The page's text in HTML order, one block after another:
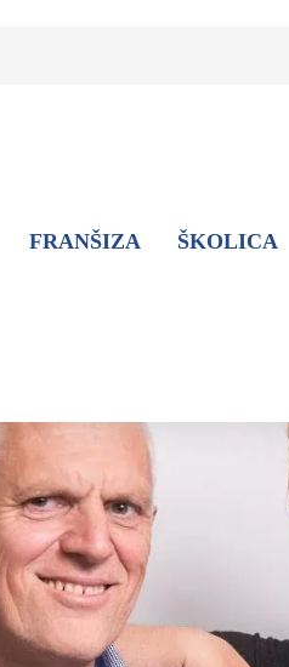
FRANŠIZA ŠKOLICA